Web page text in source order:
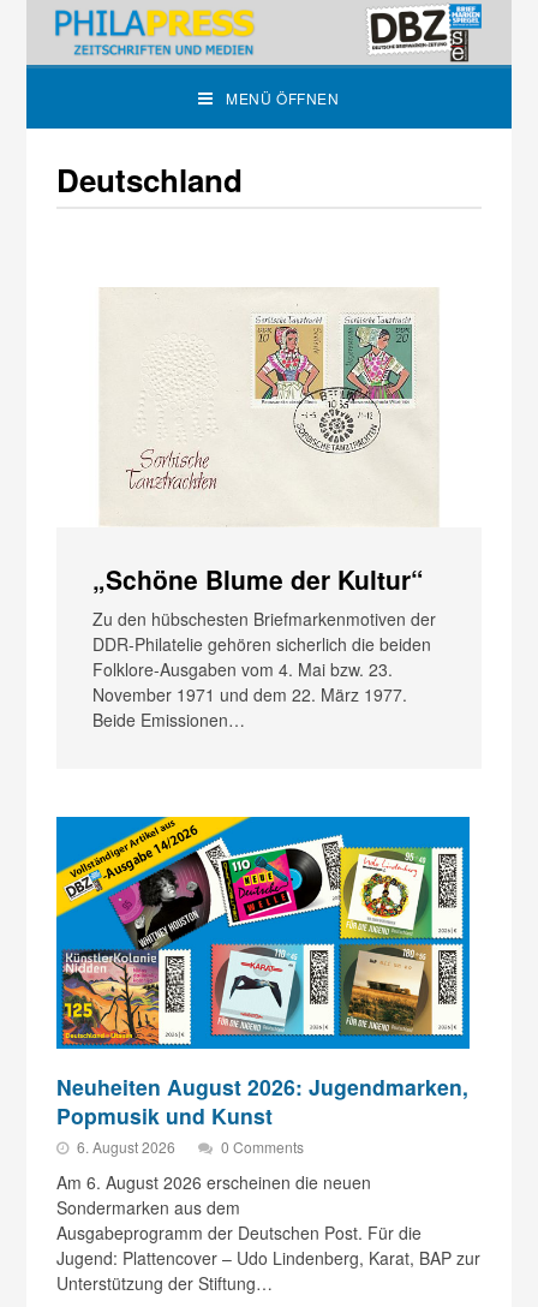
MENÜ ÖFFNEN
Deutschland
„Schöne Blume der Kultur“
Zu den hübschesten Briefmarkenmotiven der
DDR-Phil­atelie gehören sicherlich die beiden
Folklore-Ausgaben vom 4. Mai bzw. 23.
November 1971 und dem 22. März 1977.
Beide Emissionen…
Neuheiten August 2026: Jugendmarken,
Popmusik und Kunst
6. August 2026 0 Comments
Am 6. August 2026 erscheinen die neuen
Sondermarken aus dem
Ausgabeprogramm der Deutschen Post. Für die
Jugend: Plattencover – Udo Lindenberg, Karat, BAP zur
Unterstützung der Stiftung…